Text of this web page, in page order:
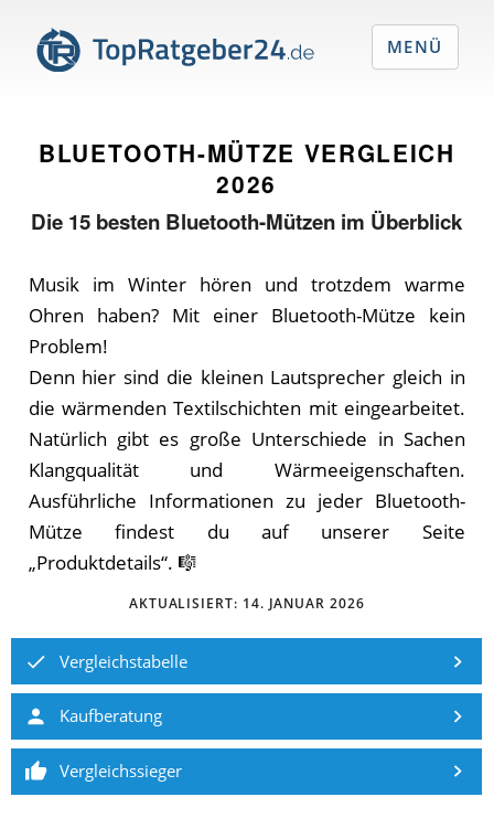
BLUETOOTH-MÜTZE VERGLEICH
2026
Die 15 besten Bluetooth-Mützen im Überblick
Musik im Winter hören und trotzdem warme
Ohren haben? Mit einer Bluetooth-Mütze kein
Problem!
Denn hier sind die kleinen Lautsprecher gleich in
die wärmenden Textilschichten mit eingearbeitet.
Natürlich gibt es große Unterschiede in Sachen
Klangqualität und Wärmeeigenschaften.
Ausführliche Informationen zu jeder Bluetooth-
Mütze findest du auf unserer Seite
„Produktdetails“. 🎼
AKTUALISIERT: 14. JANUAR 2026
Vergleichstabelle
Kaufberatung
Vergleichssieger
MENÜ